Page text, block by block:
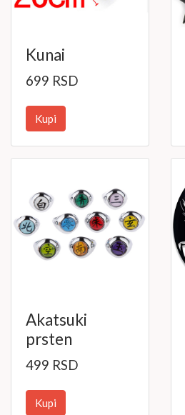
Kunai
699 RSD
Kupi
Akatsuki
prsten
499 RSD
Kupi